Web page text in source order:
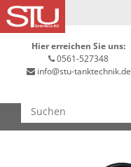
Hier erreichen Sie uns:
0561-527348
info@stu-tanktechnik.de